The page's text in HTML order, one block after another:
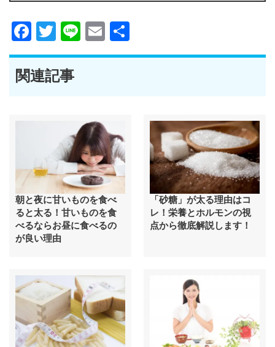
Facebook
Twitter
LineEmail
有
関連記事
朝と夜に甘いものを食べ
ると太る！甘いものを食
べるならお昼に食べるの
が良い理由
「砂糖」が太る理由はコ
レ！栄養とホルモンの視
点から徹底解説します！